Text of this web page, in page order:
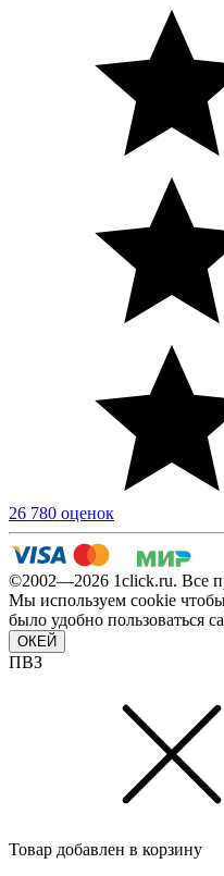
26 780 оценок
©2002—2026 1сlick.ru. Все
Мы используем cookie
было удобно пользоваться
ОКЕЙ
ПВЗ
Товар добавлен в корзину